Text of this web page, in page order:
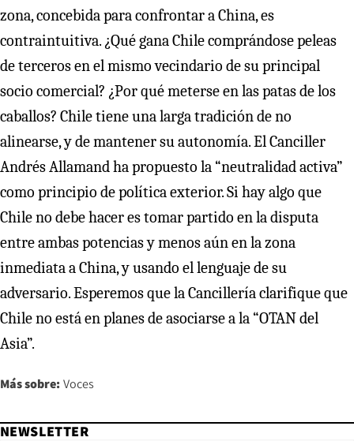
zona, concebida para confrontar a China, es
contraintuitiva. ¿Qué gana Chile comprándose peleas
de terceros en el mismo vecindario de su principal
socio comercial? ¿Por qué meterse en las patas de los
caballos? Chile tiene una larga tradición de no
alinearse, y de mantener su autonomía. El Canciller
Andrés Allamand ha propuesto la “neutralidad activa”
como principio de política exterior. Si hay algo que
Chile no debe hacer es tomar partido en la disputa
entre ambas potencias y menos aún en la zona
inmediata a China, y usando el lenguaje de su
adversario. Esperemos que la Cancillería clarifique que
Chile no está en planes de asociarse a la “OTAN del
Asia”.
Más sobre: Voces
NEWSLETTER